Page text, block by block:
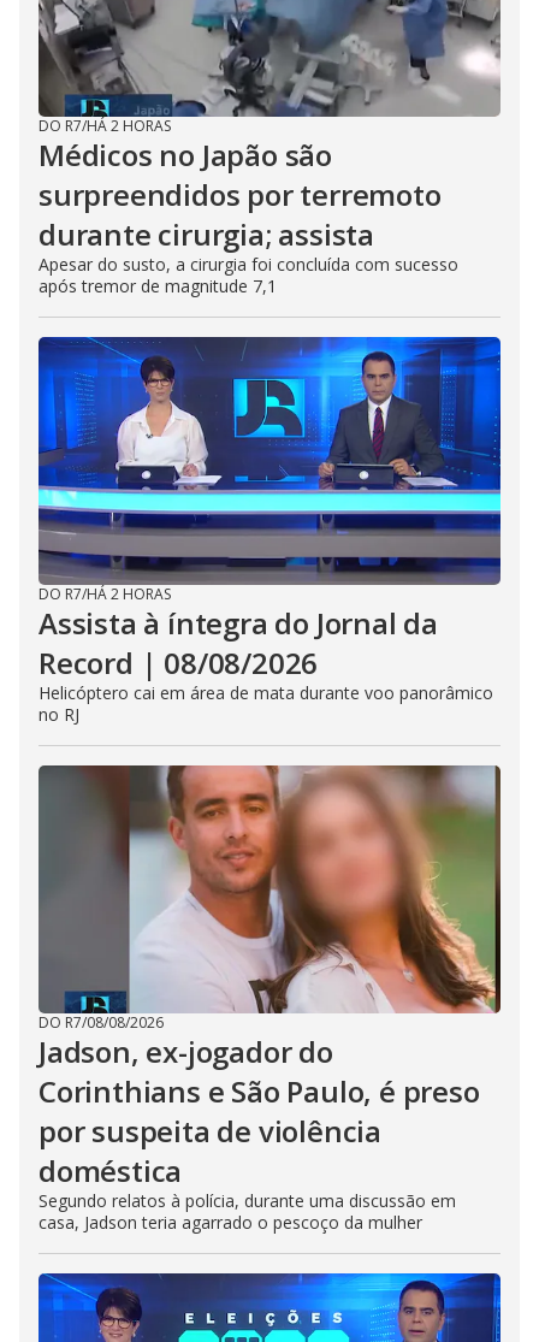
DO R7/HÁ 2 HORAS
Médicos no Japão são
surpreendidos por terremoto
durante cirurgia; assista
Apesar do susto, a cirurgia foi concluída com sucesso
após tremor de magnitude 7,1
DO R7/HÁ 2 HORAS
Assista à íntegra do Jornal da
Record | 08/08/2026
Helicóptero cai em área de mata durante voo panorâmico
no RJ
DO R7/08/08/2026
Jadson, ex-jogador do
Corinthians e São Paulo, é preso
por suspeita de violência
doméstica
Segundo relatos à polícia, durante uma discussão em
casa, Jadson teria agarrado o pescoço da mulher